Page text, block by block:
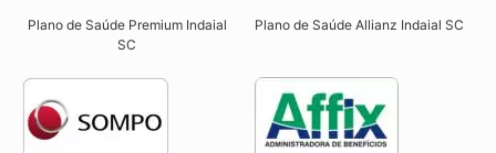
Plano de Saúde Premium Indaial
SC​
Plano de Saúde Allianz Indaial SC​